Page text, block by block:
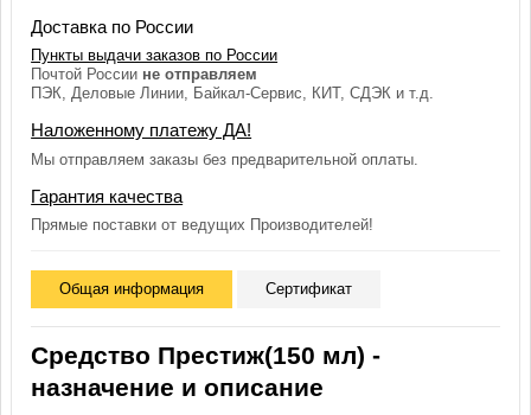
Доставка по России
Пункты выдачи заказов по России
Почтой России не отправляем
ПЭК, Деловые Линии, Байкал-Сервис, КИТ, СДЭК и т.д.
Наложенному платежу ДА!
Мы отправляем заказы без предварительной оплаты.
Гарантия качества
Прямые поставки от ведущих Производителей!
Общая информация Сертификат
Средство Престиж(150 мл) -
назначение и описание